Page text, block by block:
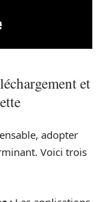
et
adopter
Voici trois